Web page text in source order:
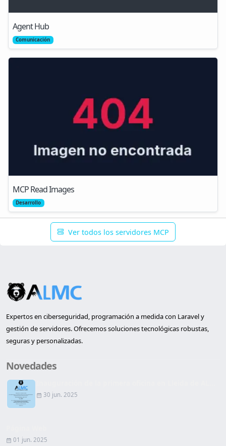
Agent Hub
Comunicación
MCP Read Images
Desarrollo
Ver todos los servidores MCP
Expertos en ciberseguridad, programación a medida con Laravel y
gestión de servidores. Ofrecemos soluciones tecnológicas robustas,
seguras y personalizadas.
Novedades
30 jun. 2025
01 jun. 2025